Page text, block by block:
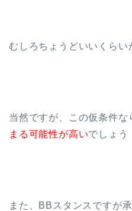
むしろちょうどいいくらい
当然ですが、この仮条件な
まる可能性が高いでしょう
また、BBスタンスですが